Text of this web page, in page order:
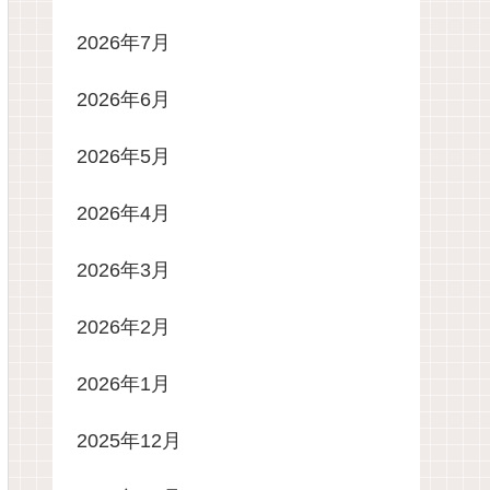
2026年7月
2026年6月
2026年5月
2026年4月
2026年3月
2026年2月
2026年1月
2025年12月